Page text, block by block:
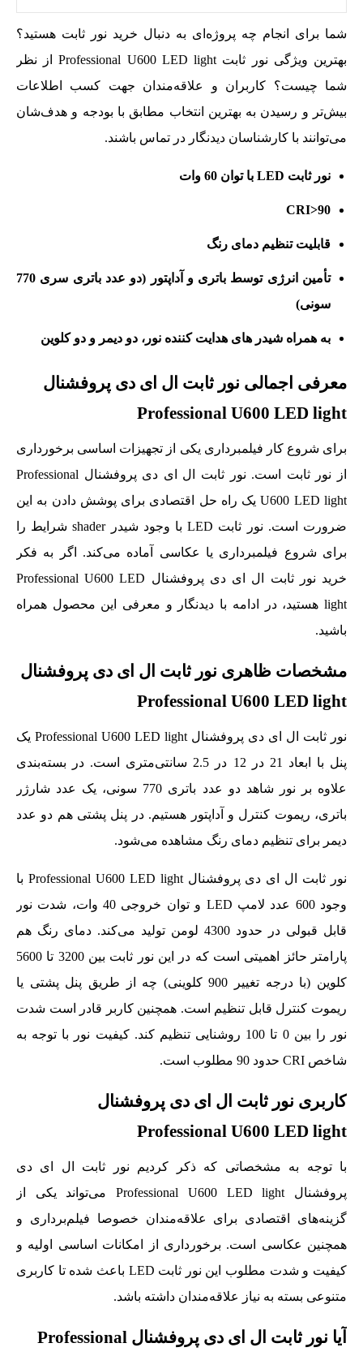
شما برای انجام چه پروژه‌ای به دنبال خرید نور ثابت هستید؟
بهترین ویژگی نور ثابت Professional U600 LED light از نظر
شما چیست؟ کاربران و علاقه‌مندان جهت کسب اطلاعات
بیش‌تر و رسیدن به بهترین انتخاب مطابق با بودجه و هدف‌شان
می‌توانند با کارشناسان دیدنگار در تماس باشند.
نور ثابت LED با توان 60 وات
CRI>90
قابلیت تنظیم دمای رنگ
تأمین انرژی توسط باتری و آداپتور (دو عدد باتری سری 770
سونی)
به همراه شیدر های هدایت کننده نور، دو دیمر و دو کلوین
معرفی اجمالی نور ثابت ال ای دی پروفشنال
Professional U600 LED light
برای شروع کار فیلمبرداری یکی از تجهیزات اساسی برخورداری
از نور ثابت است. نور ثابت ال ای دی پروفشنال Professional
U600 LED light یک راه‌ حل اقتصادی برای پوشش دادن به این
ضرورت است. نور ثابت LED با وجود شیدر shader شرایط را
برای شروع فیلمبرداری یا عکاسی آماده می‌کند. اگر به فکر
خرید نور ثابت ال ای دی پروفشنال Professional U600 LED
light هستید، در ادامه با دیدنگار و معرفی این محصول همراه
باشید.
مشخصات ظاهری نور ثابت ال ای دی پروفشنال
Professional U600 LED light
نور ثابت ال ای دی پروفشنال Professional U600 LED light یک
پنل با ابعاد 21 در 12 در 2.5 سانتی‌متری است. در بسته‌بندی
علاوه بر نور شاهد دو عدد باتری 770 سونی، یک عدد شارژر
باتری، ریموت کنترل و آداپتور هستیم. در پنل پشتی هم دو عدد
دیمر برای تنظیم دمای رنگ مشاهده می‌شود.
نور ثابت ال ای دی پروفشنال Professional U600 LED light با
وجود 600 عدد لامپ LED و توان خروجی 40 وات، شدت نور
قابل قبولی در حدود 4300 لومن تولید می‌کند. دمای رنگ هم
پارامتر حائز اهمیتی است که در این نور ثابت بین 3200 تا 5600
کلوین (با درجه تغییر 900 کلوینی) چه از طریق پنل پشتی یا
ریموت کنترل قابل تنظیم است. همچنین کاربر قادر است شدت
نور را بین 0 تا 100 روشنایی تنظیم کند. کیفیت نور با توجه به
شاخص CRI‌ حدود 90 مطلوب است.
کاربری نور ثابت ال ای دی پروفشنال
Professional U600 LED light
با توجه به مشخصاتی که ذکر کردیم نور ثابت ال ای دی
پروفشنال Professional U600 LED light می‌تواند یکی از
گزینه‌های اقتصادی برای علاقه‌مندان خصوصا فیلم‌برداری و
همچنین عکاسی است. برخورداری از امکانات اساسی اولیه و
کیفیت و شدت مطلوب این نور ثابت LED باعث شده تا کاربری
متنوعی بسته به نیاز علاقه‌مندان داشته باشد.
آیا نور ثابت ال ای دی پروفشنال Professional